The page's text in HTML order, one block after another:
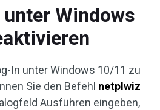
Windows
In unter Windows 10/11 zu
Sie den Befehl netplwiz
Ausführen eingeben,